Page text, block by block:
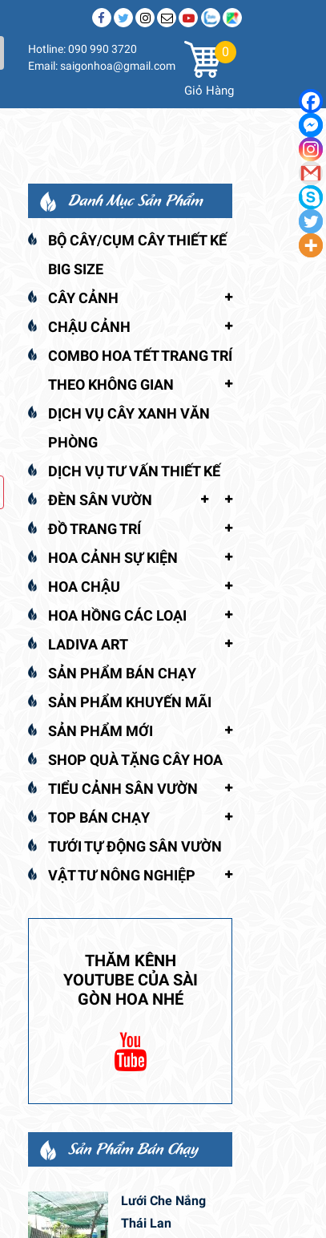
Hotline: 090 990 3720
Email: saigonhoa@gmail.com
0
Giỏ Hàng
Danh Mục Sản Phẩm
BỘ CÂY/CỤM CÂY THIẾT KẾ
BIG SIZE
CÂY CẢNH
CHẬU CẢNH
COMBO HOA TẾT TRANG TRÍ
THEO KHÔNG GIAN
DỊCH VỤ CÂY XANH VĂN
PHÒNG
DỊCH VỤ TƯ VẤN THIẾT KẾ
ĐÈN SÂN VƯỜN
ĐỒ TRANG TRÍ
HOA CẢNH SỰ KIỆN
HOA CHẬU
HOA HỒNG CÁC LOẠI
LADIVA ART
SẢN PHẨM BÁN CHẠY
SẢN PHẨM KHUYẾN MÃI
SẢN PHẨM MỚI
SHOP QUÀ TẶNG CÂY HOA
TIỂU CẢNH SÂN VƯỜN
TOP BÁN CHẠY
TƯỚI TỰ ĐỘNG SÂN VƯỜN
VẬT TƯ NÔNG NGHIỆP
THĂM KÊNH
YOUTUBE CỦA SÀI
GÒN HOA NHÉ
Sản Phẩm Bán Chạy
Lưới Che Nắng
Thái Lan